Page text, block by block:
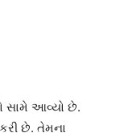
સામે આવ્યો છે.
છે. તેમના